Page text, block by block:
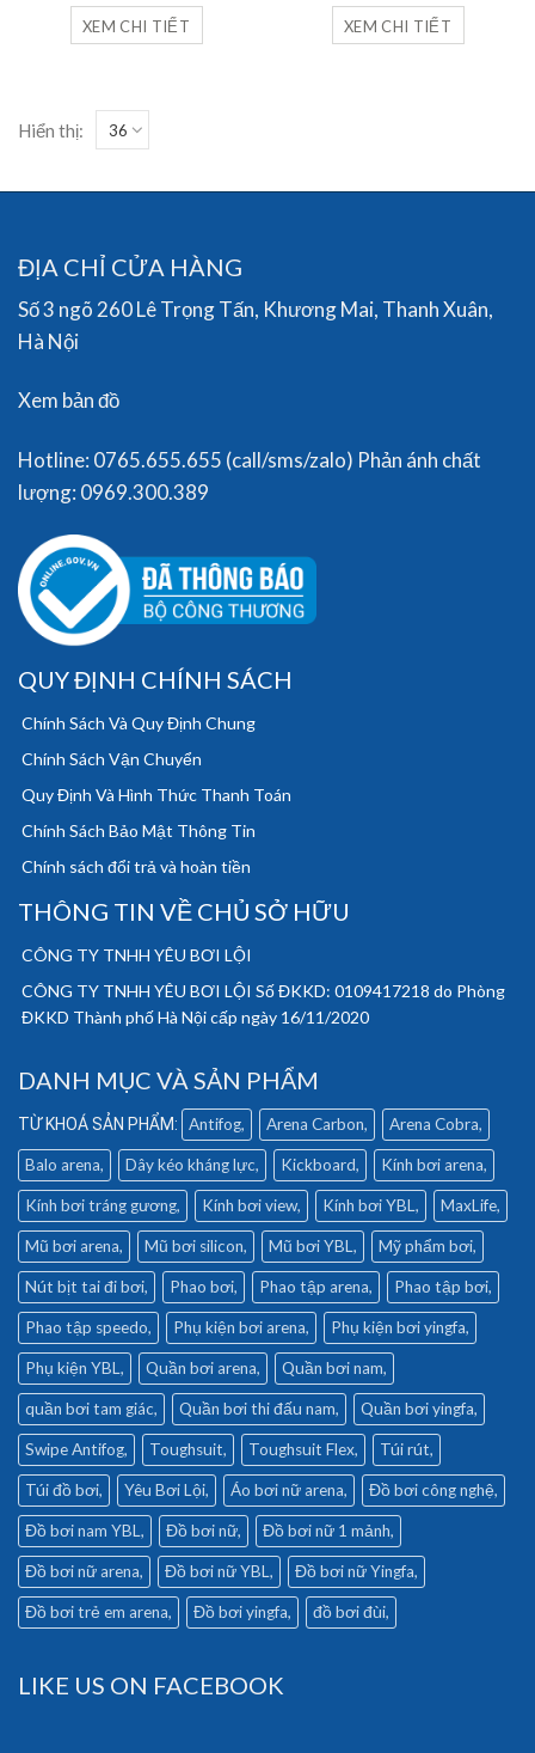
XEM CHI TIẾT XEM CHI TIẾT
Hiển thị:
ĐỊA CHỈ CỬA HÀNG
Số 3 ngõ 260 Lê Trọng Tấn, Khương Mai, Thanh Xuân,
Hà Nội
Xem bản đồ
Hotline: 0765.655.655 (call/sms/zalo) Phản ánh chất
lượng: 0969.300.389
QUY ĐỊNH CHÍNH SÁCH
Chính Sách Và Quy Định Chung
Chính Sách Vận Chuyển
Quy Định Và Hình Thức Thanh Toán
Chính Sách Bảo Mật Thông Tin
Chính sách đổi trả và hoàn tiền
THÔNG TIN VỀ CHỦ SỞ HỮU
CÔNG TY TNHH YÊU BƠI LỘI
CÔNG TY TNHH YÊU BƠI LỘI Số ĐKKD: 0109417218 do Phòng
ĐKKD Thành phố Hà Nội cấp ngày 16/11/2020
DANH MỤC VÀ SẢN PHẨM
Antifog Arena Carbon Arena Cobra
Balo arena Dây kéo kháng lực Kickboard Kính bơi arena
Kính bơi tráng gương Kính bơi view Kính bơi YBL MaxLife
Mũ bơi arena Mũ bơi silicon Mũ bơi YBL Mỹ phẩm bơi
Nút bịt tai đi bơi Phao bơi Phao tập arena Phao tập bơi
Phao tập speedo Phụ kiện bơi arena Phụ kiện bơi yingfa
Phụ kiện YBL Quần bơi arena Quần bơi nam
quần bơi tam giác Quần bơi thi đấu nam Quần bơi yingfa
Swipe Antifog Toughsuit Toughsuit Flex Túi rút
Túi đồ bơi Yêu Bơi Lội Áo bơi nữ arena Đồ bơi công nghệ
Đồ bơi nam YBL Đồ bơi nữ Đồ bơi nữ 1 mảnh
Đồ bơi nữ arena Đồ bơi nữ YBL Đồ bơi nữ Yingfa
Đồ bơi trẻ em arena Đồ bơi yingfa đồ bơi đùi
LIKE US ON FACEBOOK